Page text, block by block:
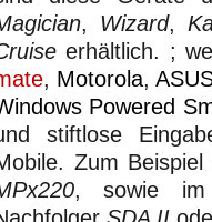
, Wizard,
erhältlich. ;
, Motorola,
Powered
stiftlose
Zum
, sowie